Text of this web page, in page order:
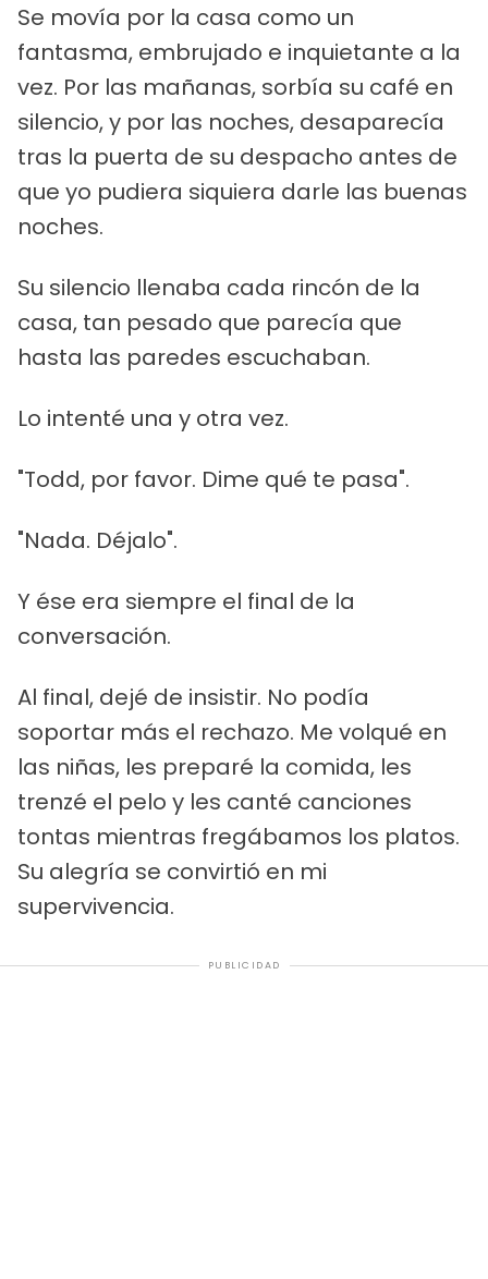
Se movía por la casa como un
fantasma, embrujado e inquietante a la
vez. Por las mañanas, sorbía su café en
silencio, y por las noches, desaparecía
tras la puerta de su despacho antes de
que yo pudiera siquiera darle las buenas
noches.
Su silencio llenaba cada rincón de la
casa, tan pesado que parecía que
hasta las paredes escuchaban.
Lo intenté una y otra vez.
"Todd, por favor. Dime qué te pasa".
"Nada. Déjalo".
Y ése era siempre el final de la
conversación.
Al final, dejé de insistir. No podía
soportar más el rechazo. Me volqué en
las niñas, les preparé la comida, les
trenzé el pelo y les canté canciones
tontas mientras fregábamos los platos.
Su alegría se convirtió en mi
supervivencia.
PUBLICIDAD